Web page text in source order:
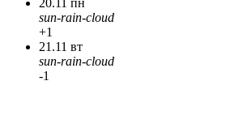
20.11 пн
sun-rain-cloud
+1
21.11 вт
sun-rain-cloud
-1